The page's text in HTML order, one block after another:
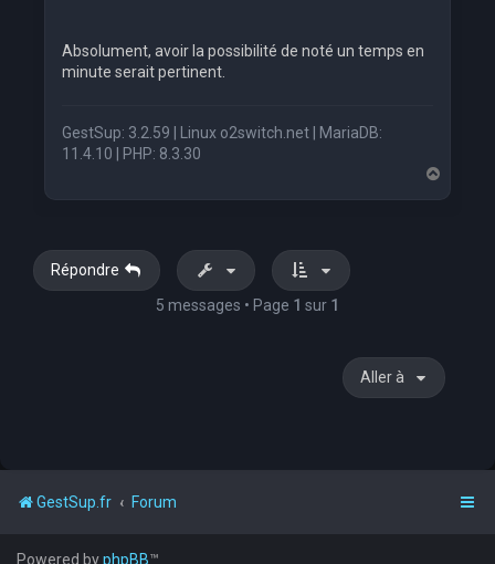
Absolument, avoir la possibilité de noté un temps en
minute serait pertinent.
GestSup: 3.2.59 | Linux o2switch.net | MariaDB:
11.4.10 | PHP: 8.3.30
a
Répondre
5 messages • Page 1 sur 1
Aller à
GestSup.fr Forum
Powered byphpBB™